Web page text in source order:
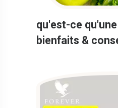
qu'est-ce
bienfaits &